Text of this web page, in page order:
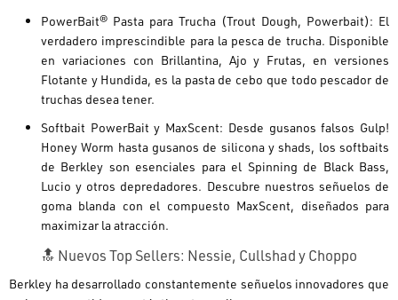
PowerBait® Pasta para Trucha (Trout Dough, Powerbait): El
verdadero imprescindible para la pesca de trucha. Disponible
en variaciones con Brillantina, Ajo y Frutas, en versiones
Flotante y Hundida, es la pasta de cebo que todo pescador de
truchas desea tener.
Softbait PowerBait y MaxScent: Desde gusanos falsos Gulp!
Honey Worm hasta gusanos de silicona y shads, los softbaits
de Berkley son esenciales para el Spinning de Black Bass,
Lucio y otros depredadores. Descubre nuestros señuelos de
goma blanda con el compuesto MaxScent, diseñados para
maximizar la atracción.
🔝 Nuevos Top Sellers: Nessie, Cullshad y Choppo
Berkley ha desarrollado constantemente señuelos innovadores que